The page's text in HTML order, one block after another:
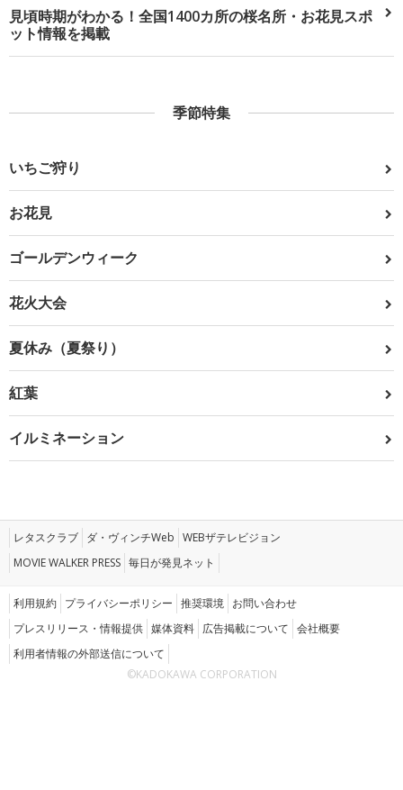
見頃時期がわかる！全国1400カ所の桜名所・お花見スポ
ット情報を掲載
季節特集
いちご狩り
お花見
ゴールデンウィーク
花火大会
夏休み（夏祭り）
紅葉
イルミネーション
レタスクラブ ダ・ヴィンチWeb WEBザテレビジョン
MOVIE WALKER PRESS 毎日が発見ネット
利用規約 プライバシーポリシー 推奨環境 お問い合わせ
プレスリリース・情報提供 媒体資料 広告掲載について 会社概要
利用者情報の外部送信について
©KADOKAWA CORPORATION